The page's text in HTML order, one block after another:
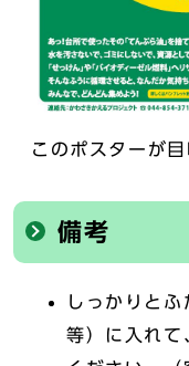
このポスターが目
備考
しっかりと
等）に入れて